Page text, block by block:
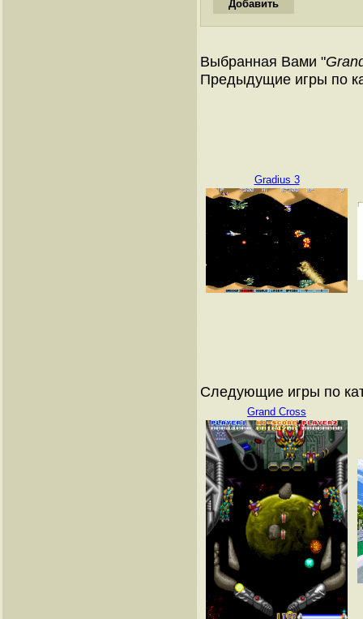
Выбранная Вами "
Предыдущие игры по
Gradius 3
Следующие игры по
Grand Cross